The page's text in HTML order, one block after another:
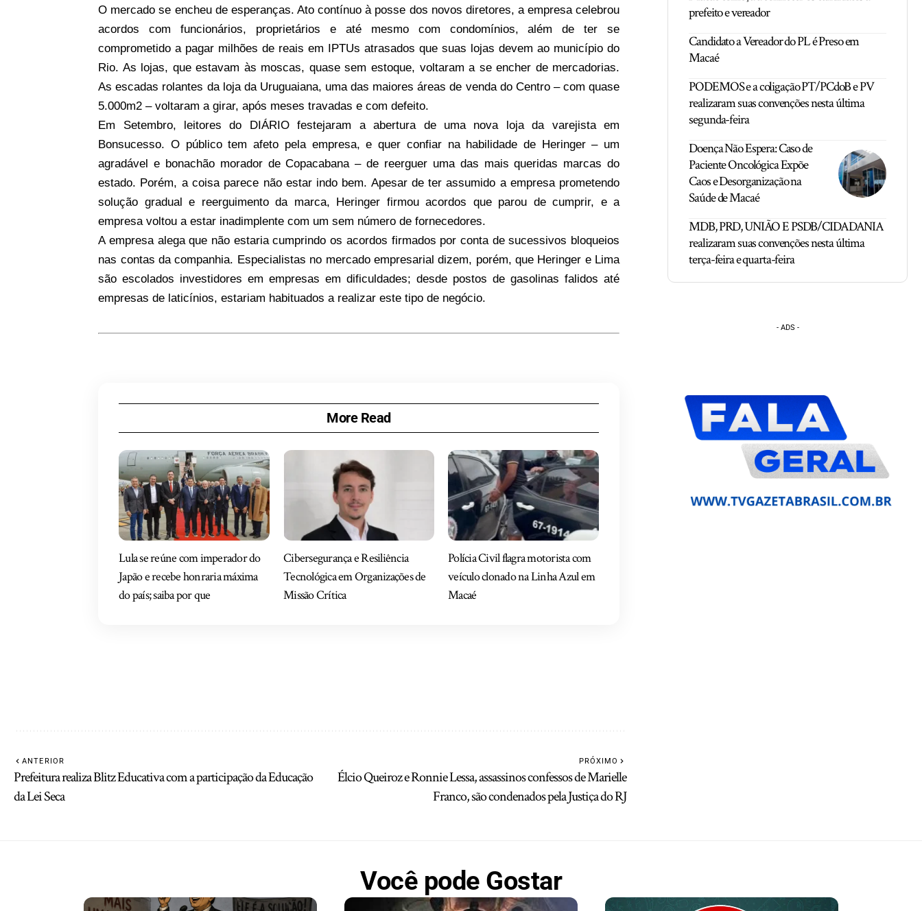
O mercado se encheu de esperanças. Ato contínuo à posse dos novos diretores, a empresa celebrou
acordos com funcionários, proprietários e até mesmo com condomínios, além de ter se
comprometido a pagar milhões de reais em IPTUs atrasados que suas lojas devem ao município do
Rio. As lojas, que estavam às moscas, quase sem estoque, voltaram a se encher de mercadorias.
As escadas rolantes da loja da Uruguaiana, uma das maiores áreas de venda do Centro – com quase
5.000m2 – voltaram a girar, após meses travadas e com defeito.
Em Setembro, leitores do DIÁRIO festejaram a abertura de uma nova loja da varejista em
Bonsucesso. O público tem afeto pela empresa, e quer confiar na habilidade de Heringer – um
agradável e bonachão morador de Copacabana – de reerguer uma das mais queridas marcas do
estado. Porém, a coisa parece não estar indo bem. Apesar de ter assumido a empresa prometendo
solução gradual e reerguimento da marca, Heringer firmou acordos que parou de cumprir, e a
empresa voltou a estar inadimplente com um sem número de fornecedores.
A empresa alega que não estaria cumprindo os acordos firmados por conta de sucessivos bloqueios
nas contas da companhia. Especialistas no mercado empresarial dizem, porém, que Heringer e Lima
são escolados investidores em empresas em dificuldades; desde postos de gasolinas falidos até
empresas de laticínios, estariam habituados a realizar este tipo de negócio.
More Read
Lula se reúne com imperador do
Japão e recebe honraria máxima
do país; saiba por que
Cibersegurança e Resiliência
Tecnológica em Organizações de
Missão Crítica
Polícia Civil flagra motorista com
veículo clonado na Linha Azul em
Macaé
ANTERIOR
Prefeitura realiza Blitz Educativa com a participação da Educação
da Lei Seca
PRÓXIMO
Élcio Queiroz e Ronnie Lessa, assassinos confessos de Marielle
Franco, são condenados pela Justiça do RJ
prefeito e vereador
Candidato a Vereador do PL é Preso em
Macaé
PODEMOS e a coligação PT/PCdoB e PV
realizaram suas convenções nesta última
segunda-feira
Doença Não Espera: Caso de
Paciente Oncológica Expõe
Caos e Desorganização na
Saúde de Macaé
MDB, PRD, UNIÃO E PSDB/CIDADANIA
realizaram suas convenções nesta última
terça-feira e quarta-feira
- ADS -
Você pode Gostar